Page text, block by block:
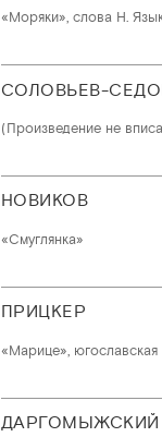
«Моряки», слова Н.
СОЛОВЬЕВ-
(Произведение не
НОВИКОВ
«Смуглянка»
ПРИЦКЕР
«Марице», югославская
ДАРГОМЫЖСКИЙ